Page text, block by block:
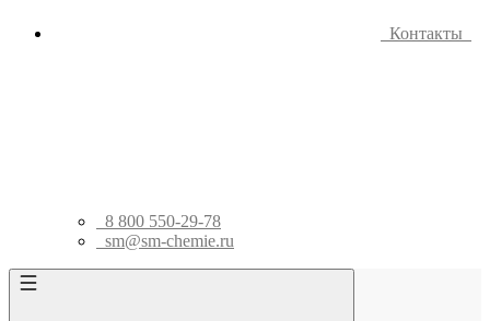
Контакты
8 800 550-29-78
sm@sm-chemie.ru